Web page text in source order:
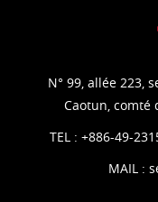
N° 99, allée 223,
Caotun, comté
TEL : +886-49-
MAIL :